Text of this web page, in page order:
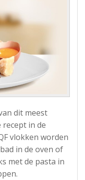
dit meest
in de
vlokken worden
in de oven of
met de pasta in